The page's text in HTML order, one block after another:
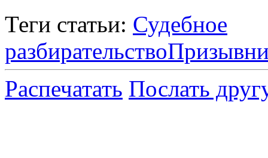
Теги статьи: Судебное
разбирательство
Распечатать Послать